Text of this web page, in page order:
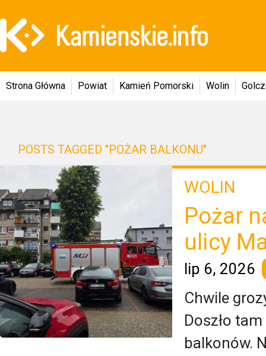
Strona Główna Powiat Kamień Pomorski Wolin
POSTS TAGGED "POŻAR BALKONU"
WOLIN
Pożar
ulicy
lip 6, 2026
Chwile
Doszło
balkonów.